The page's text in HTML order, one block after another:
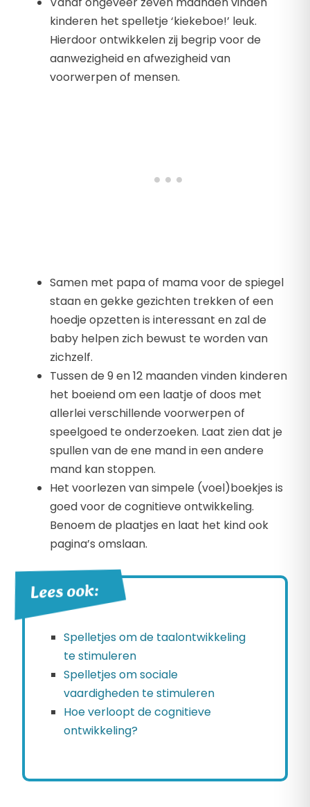
kinderen het spelletje ‘kiekeboe!’ leuk.
Hierdoor ontwikkelen zij begrip voor de
aanwezigheid en afwezigheid van
voorwerpen of mensen.
Samen met papa of mama voor de spiegel
staan en gekke gezichten trekken of een
hoedje opzetten is interessant en zal de
baby helpen zich bewust te worden van
zichzelf.
Tussen de 9 en 12 maanden vinden kinderen
het boeiend om een laatje of doos met
allerlei verschillende voorwerpen of
speelgoed te onderzoeken. Laat zien dat je
spullen van de ene mand in een andere
mand kan stoppen.
Het voorlezen van simpele (voel)boekjes is
goed voor de cognitieve ontwikkeling.
Benoem de plaatjes en laat het kind ook
pagina’s omslaan.
Lees ook:
Spelletjes om de taalontwikkeling
te stimuleren
Spelletjes om sociale
vaardigheden te stimuleren
Hoe verloopt de cognitieve
ontwikkeling?